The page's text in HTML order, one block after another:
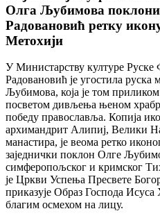
Олга Љубимова
Радовановић ретку
Метохији
У Министарству културе Руске
Радовановић је угостила руска
Љубимова, која је том
посветом дивљења њеном
победу православља. Копија
архимандрит Алипиј, Велики
манастира, је веома ретко
заједнички поклон Олге
симферопољског и кримског
је Цркви Успења Пресвете
приказује Образ Господа
благим осмехом на лицу.